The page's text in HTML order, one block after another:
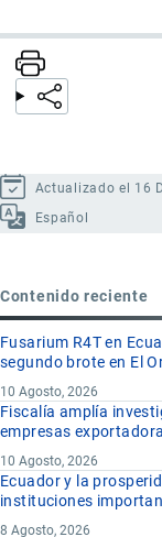
Actualizado el 16
Español
Contenido reciente
Fusarium R4T en
segundo brote en El
10 Agosto, 2026
Fiscalía amplía
empresas
10 Agosto, 2026
Ecuador y la
instituciones
8 Agosto, 2026